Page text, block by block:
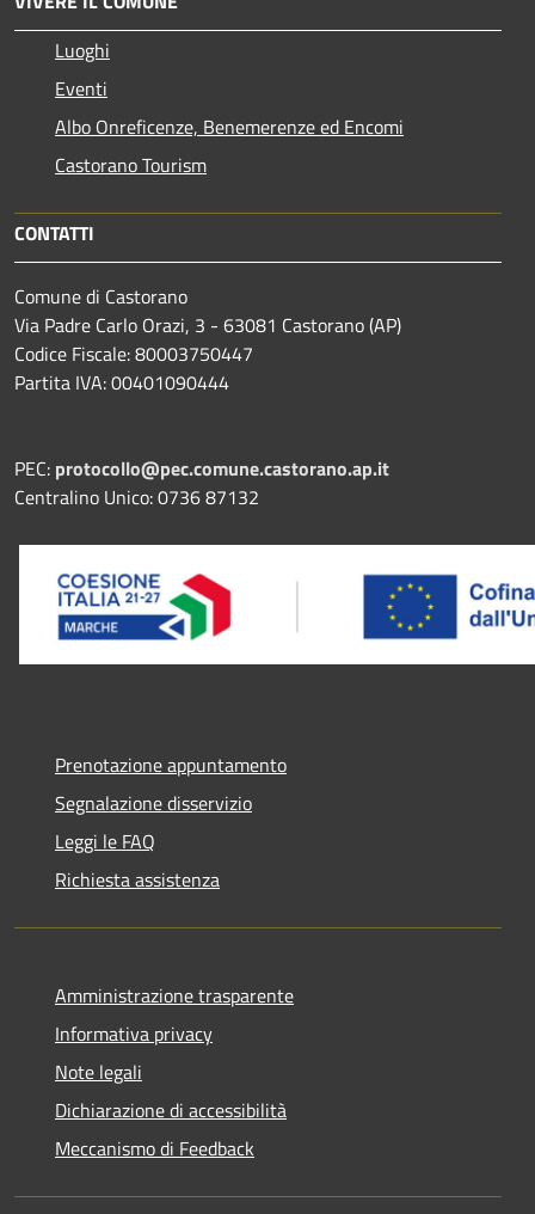
Luoghi
Eventi
Albo Onreficenze, Benemerenze ed Encomi
Castorano Tourism
CONTATTI
Comune di Castorano
Via Padre Carlo Orazi, 3 - 63081 Castorano (AP)
Codice Fiscale: 80003750447
Partita IVA: 00401090444
PEC: protocollo@pec.comune.castorano.ap.it
Centralino Unico: 0736 87132
Prenotazione appuntamento
Segnalazione disservizio
Leggi le FAQ
Richiesta assistenza
Amministrazione trasparente
Informativa privacy
Note legali
Dichiarazione di accessibilità
Meccanismo di Feedback